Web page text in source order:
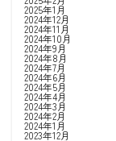
2025年1月
2024年12月
2024年11月
2024年10月
2024年9月
2024年8月
2024年7月
2024年6月
2024年5月
2024年4月
2024年3月
2024年2月
2024年1月
2023年12月